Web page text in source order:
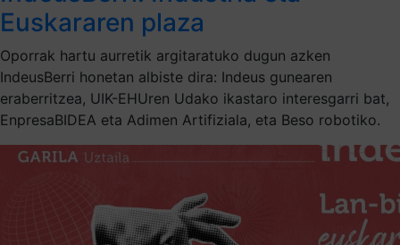
Euskararen plaza
Oporrak hartu aurretik argitaratuko dugun azken
IndeusBerri honetan albiste dira: Indeus gunearen
eraberritzea, UIK-EHUren Udako ikastaro interesgarri bat,
EnpresaBIDEA eta Adimen Artifiziala, eta Beso robotiko.